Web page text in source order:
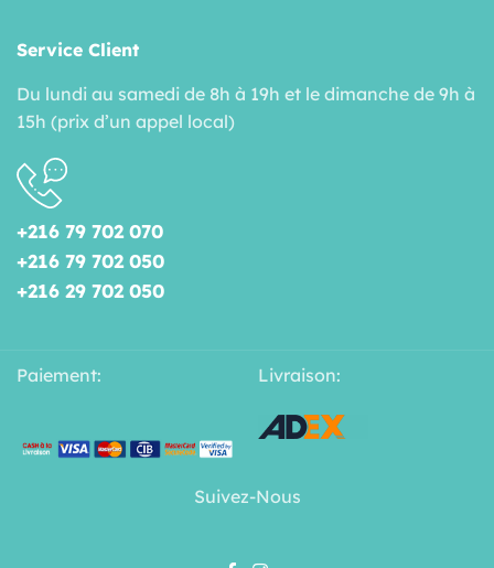
Service Client
Du lundi au samedi de 8h à 19h et le dimanche de 9h à
15h (prix d’un appel local)
+216 79 702 070
+216 79 702 050
+216 29 702 050
Paiement: Livraison:
Suivez-Nous